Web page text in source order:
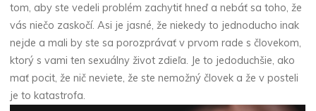
tom, aby ste vedeli problém zachytiť hneď a nebáť sa toho, že
vás niečo zaskočí. Asi je jasné, že niekedy to jednoducho inak
nejde a mali by ste sa porozprávať v prvom rade s človekom,
ktorý s vami ten sexuálny život zdieľa. Je to jedoduchšie, ako
mať pocit, že nič neviete, že ste nemožný človek a že v posteli
je to katastrofa.